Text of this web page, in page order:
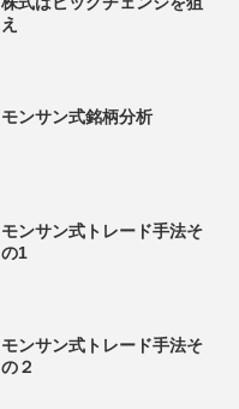
え
モンサン式銘柄分析
モンサン式トレード手法そ
の1
モンサン式トレード手法そ
の２